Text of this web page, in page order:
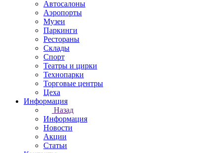
Автосалоны
Аэропорты
Музеи
Паркинги
Рестораны
Склады
Спорт
Театры и цирки
Технопарки
Торговые центры
Цеха
Информация
Назад
Информация
Новости
Акции
Статьи